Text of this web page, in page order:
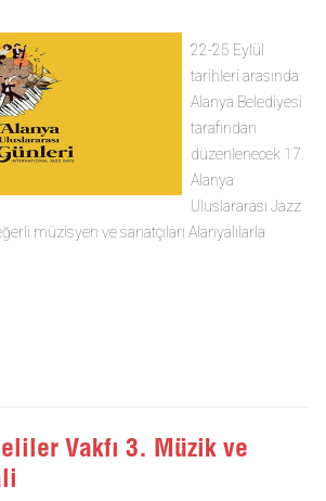
22-25 Eylül
tarihleri arasında
Alanya Belediyesi
tarafından
düzenlenecek 17.
Alanya
Uluslararası Jazz
müzisyen ve sanatçıları Alanyalılarla
Vakfı 3. Müzik ve